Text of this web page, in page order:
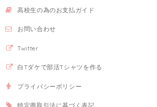
高校生の為のお支払ガイド
お問い合わせ
Twitter
白Tダケで部活Tシャツを作る
プライバシーポリシー
特定商取引法に基づく表記